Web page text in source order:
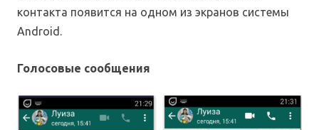
контакта появится на одном из экранов системы
Android.
Голосовые сообщения